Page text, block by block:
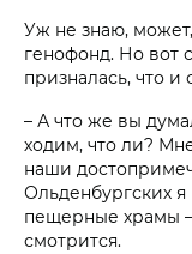
Уж не знаю,
генофонд. Но вот
призналась, что и
– А что же вы
ходим, что ли?
наши
Ольденбургских
пещерные храмы
смотрится.